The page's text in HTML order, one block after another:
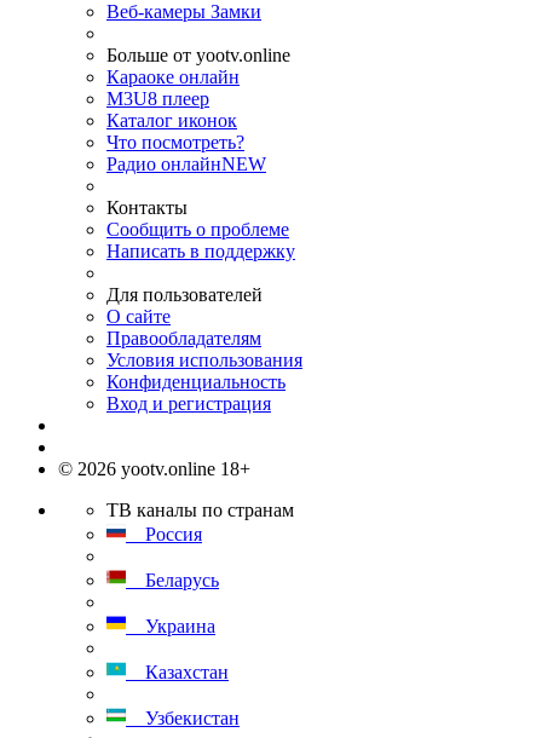
Веб-камеры Замки
Больше от yootv.online
Караоке онлайн
M3U8 плеер
Каталог иконок
Что посмотреть?
Радио онлайнNEW
Контакты
Сообщить о проблеме
Написать в поддержку
Для пользователей
О сайте
Правообладателям
Условия использования
Конфиденциальность
Вход и регистрация
© 2026 yootv.online 18+
ТВ каналы по странам
Россия
Беларусь
Украина
Казахстан
Узбекистан